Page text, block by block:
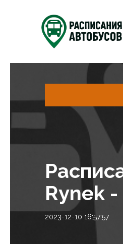
Rynek
2023-12-10 16:57:57